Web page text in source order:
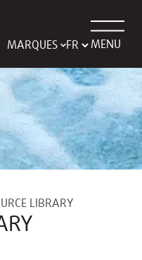
MARQUES MENU
LIBRARY